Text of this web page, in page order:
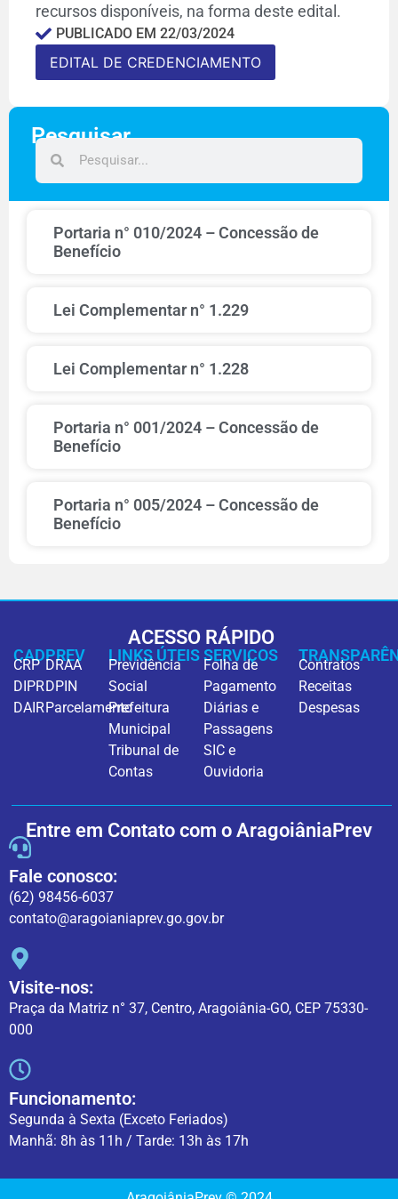
recursos disponíveis, na forma deste edital.
PUBLICADO EM 22/03/2024
EDITAL DE CREDENCIAMENTO
Pesquisar
Portaria n° 010/2024 – Concessão de
Benefício
Lei Complementar n° 1.229
Lei Complementar n° 1.228
Portaria n° 001/2024 – Concessão de
Benefício
Portaria n° 005/2024 – Concessão de
Benefício
ACESSO RÁPIDO
CADPREV
CRP
DIPR
DAIR
DRAA
DPIN
Parcelamento
LINKS ÚTEIS
Previdência
Social
Prefeitura
Municipal
Tribunal de
Contas
SERVIÇOS
Folha de
Pagamento
Diárias e
Passagens
SIC e
Ouvidoria
Contratos
Receitas
Despesas
Entre em Contato com o AragoiâniaPrev
Fale conosco:
(62) 98456-6037
contato@aragoianiaprev.go.gov.br
Visite-nos:
Praça da Matriz n° 37, Centro, Aragoiânia-GO, CEP 75330-
000
Funcionamento:
Segunda à Sexta (Exceto Feriados)
Manhã: 8h às 11h / Tarde: 13h às 17h